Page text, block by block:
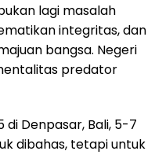
lagi masalah
integritas, dan
bangsa. Negeri
predator
di Denpasar, Bali, 5-7
dibahas, tetapi untuk